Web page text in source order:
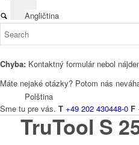
Angličtina
Polština
Chyba: Kontaktný formulár nebol
Máte nejaké otázky? Potom nás
Sme tu pre vás. T +49 202 430448-0 F
TruTool S